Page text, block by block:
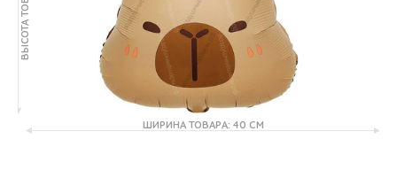
ШИРИНА ТОВАРА: 40 СМ